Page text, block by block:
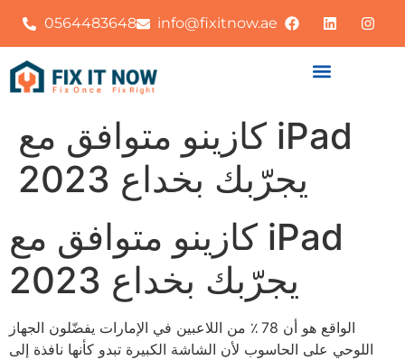
0564483648 info@fixitnow.ae
كازينو متوافق مع iPad
يجرّبك بخداع 2023
كازينو متوافق مع iPad
يجرّبك بخداع 2023
الواقع هو أن 78 ٪ من اللاعبين في الإمارات يفضّلون الجهاز
اللوحي على الحاسوب لأن الشاشة الكبيرة تبدو كأنها نافذة إلى